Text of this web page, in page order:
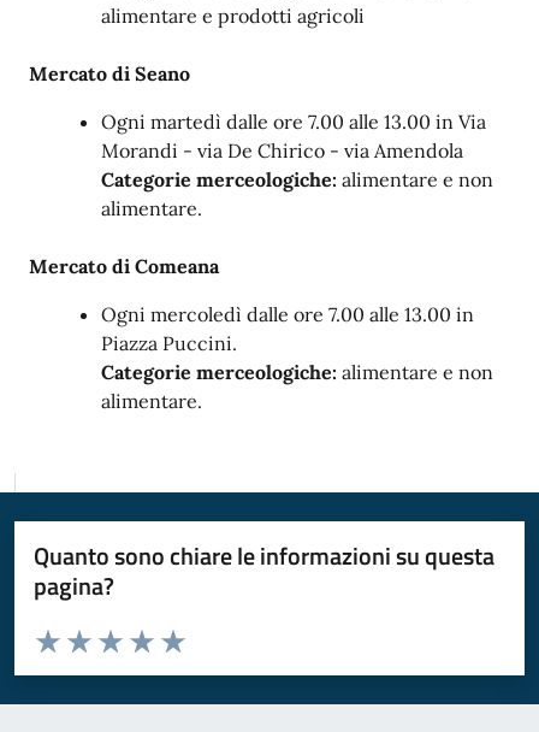
alimentare e prodotti agricoli
Mercato di Seano
Ogni martedì dalle ore 7.00 alle 13.00 in Via
Morandi - via De Chirico - via Amendola
Categorie merceologiche: alimentare e non
alimentare.
Mercato di Comeana
Ogni mercoledì dalle ore 7.00 alle 13.00 in
Piazza Puccini.
Categorie merceologiche: alimentare e non
alimentare.
Quanto sono chiare le informazioni su questa
pagina?
Valuta da 1 a 5 stelle la pagina
Valuta 5 stelle su 5
Valuta 4 stelle su 5
Valuta 3 stelle su 5
Valuta 2 stelle su 5
Valuta 1 stelle su 5